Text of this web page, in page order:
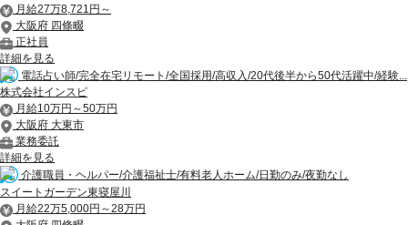
月給27万8,721円～
大阪府 四條畷
正社員
詳細を見る
電話占い師/完全在宅リモート/全国採用/高収入/20代後半から50代活躍中/経験...
株式会社インスピ
月給10万円～50万円
大阪府 大東市
業務委託
詳細を見る
介護職員・ヘルパー/介護福祉士/有料老人ホーム/日勤のみ/夜勤なし
スイートガーデン東寝屋川
月給22万5,000円～28万円